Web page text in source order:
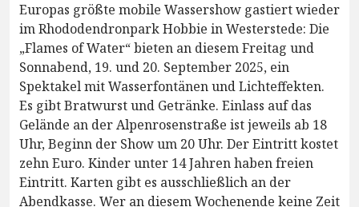
Europas größte mobile Wassershow gastiert wieder
im Rhododendronpark Hobbie in Westerstede: Die
„Flames of Water“ bieten an diesem Freitag und
Sonnabend, 19. und 20. September 2025, ein
Spektakel mit Wasserfontänen und Lichteffekten.
Es gibt Bratwurst und Getränke. Einlass auf das
Gelände an der Alpenrosenstraße ist jeweils ab 18
Uhr, Beginn der Show um 20 Uhr. Der Eintritt kostet
zehn Euro. Kinder unter 14 Jahren haben freien
Eintritt. Karten gibt es ausschließlich an der
Abendkasse. Wer an diesem Wochenende keine Zeit